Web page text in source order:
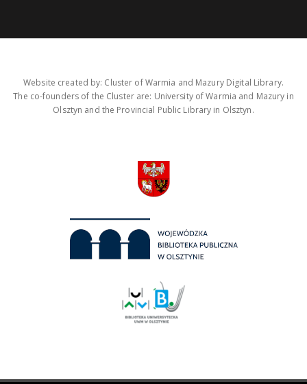
Website created by: Cluster of Warmia and Mazury Digital Library.
The co-founders of the Cluster are: University of Warmia and Mazury in
Olsztyn and the Provincial Public Library in Olsztyn.